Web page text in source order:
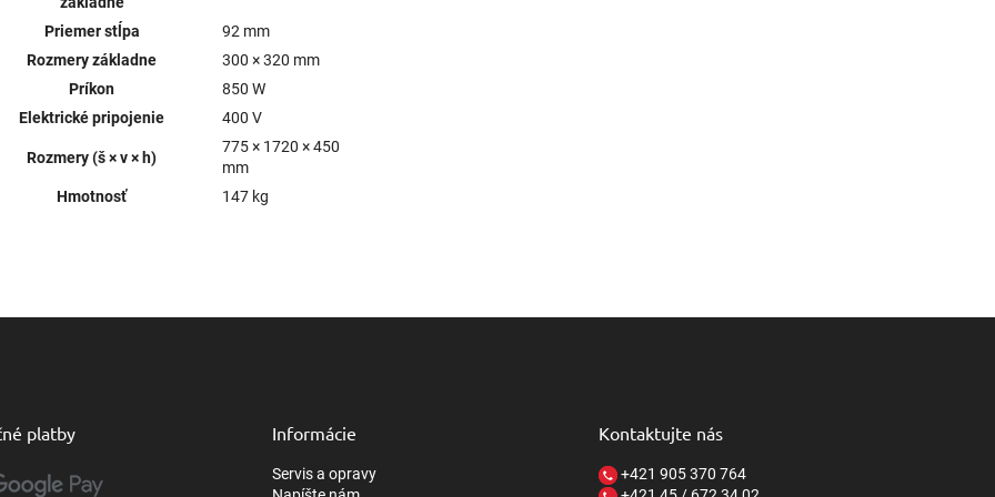
Priemer stĺpa
92 mm
Rozmery základne
300 × 320 mm
Príkon
850 W
Elektrické pripojenie
400 V
Rozmery (š × v × h)
775 × 1720 × 450
mm
Hmotnosť
147 kg
platby Informácie
Servis a opravy
Kontaktujte nás
+421 905 370 764